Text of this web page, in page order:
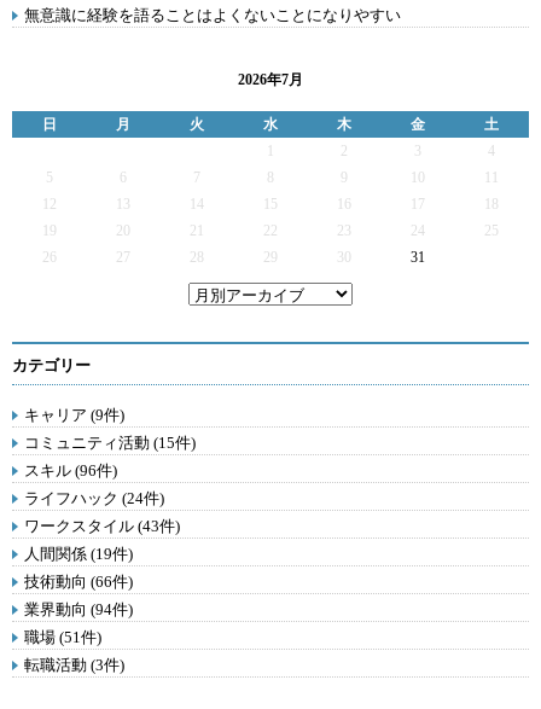
無意識に経験を語ることはよくないことになりやすい
2026年7月
日 月 火 水 木 金
土
2 3
4
5
6 7 9
12
13 14 15 16 17
19
20 21 22 23 24
25
26
27 28 29 30 31
カテゴリー
キャリア (9件)
コミュニティ活動 (15件)
スキル (96件)
ライフハック (24件)
ワークスタイル (43件)
人間関係 (19件)
技術動向 (66件)
業界動向 (94件)
職場 (51件)
転職活動 (3件)